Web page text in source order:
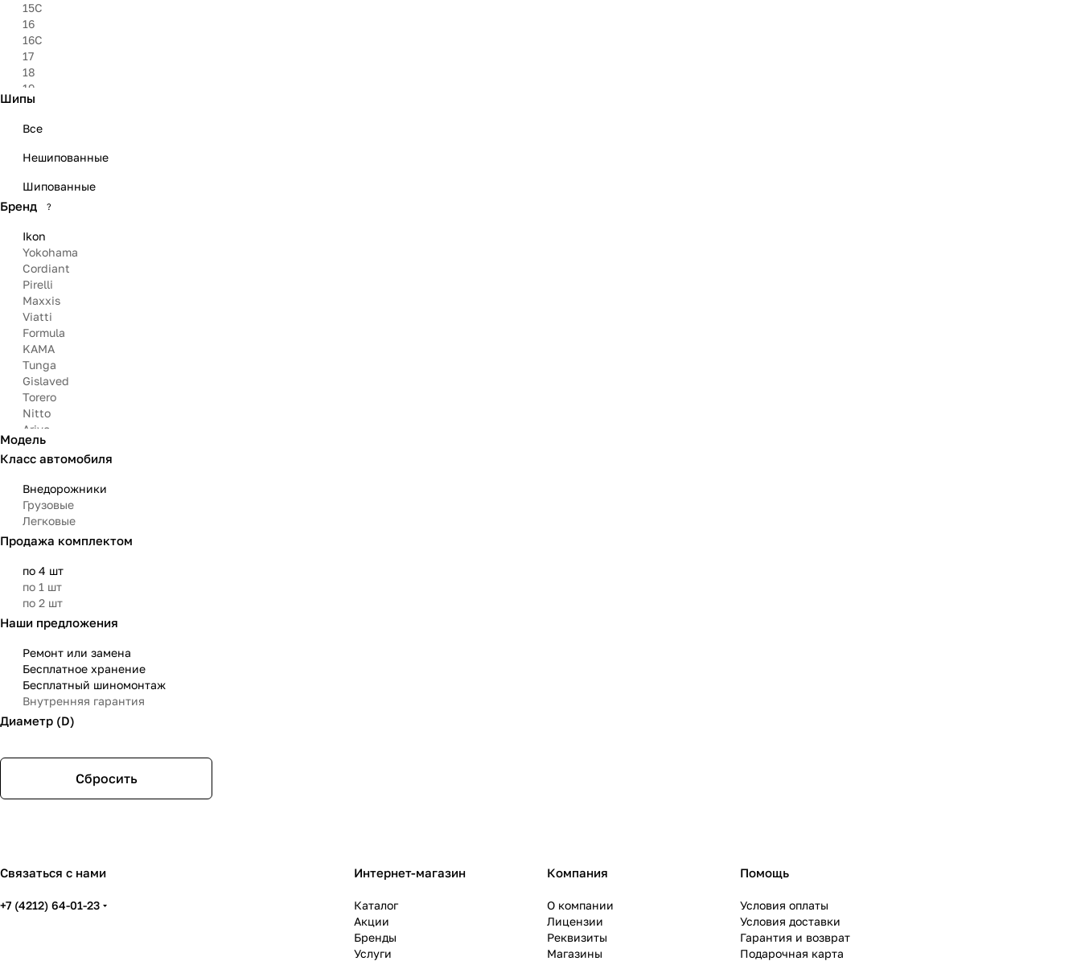
15C
16
16C
17
18
19
23
Шипы
Все
Нешипованные
Шипованные
Бренд ?
Ikon
Yokohama
Cordiant
Pirelli
Maxxis
Viatti
Formula
KAMA
Tunga
Gislaved
Torero
Nitto
Arivo
Michelin
Mazzini
Модель
Класс автомобиля
Внедорожники
Грузовые
Легковые
Продажа комплектом
по 4 шт
по 1 шт
по 2 шт
Наши предложения
Ремонт или замена
Бесплатное хранение
Бесплатный шиномонтаж
Внутренняя гарантия
Диаметр (D)
Сбросить
Связаться с нами
+7 (4212) 64-01-23
Интернет-магазин
Каталог
Акции
Бренды
Услуги
Компания
О компании
Лицензии
Реквизиты
Магазины
Помощь
Условия оплаты
Условия доставки
Гарантия и возврат
Подарочная карта